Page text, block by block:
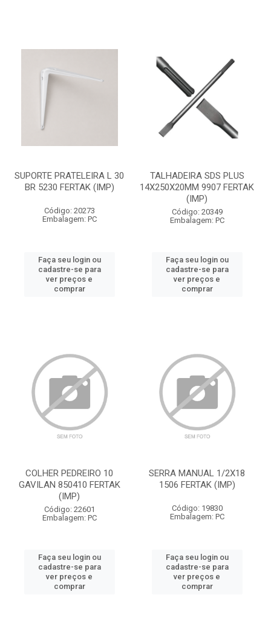
SUPORTE PRATELEIRA L 30
BR 5230 FERTAK (IMP)
Código: 20273
Embalagem: PC
Faça seu login ou
cadastre-se para
ver preços e
comprar
TALHADEIRA SDS PLUS
14X250X20MM 9907 FERTAK
(IMP)
Código: 20349
Embalagem: PC
Faça seu login ou
cadastre-se para
ver preços e
comprar
COLHER PEDREIRO 10
GAVILAN 850410 FERTAK
(IMP)
Código: 22601
Embalagem: PC
Faça seu login ou
cadastre-se para
ver preços e
comprar
SERRA MANUAL 1/2X18
1506 FERTAK (IMP)
Código: 19830
Embalagem: PC
Faça seu login ou
cadastre-se para
ver preços e
comprar